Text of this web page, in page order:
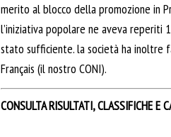
merito al blocco della promozione in
l’iniziativa popolare ne aveva reperiti
stato sufficiente. la società ha inoltre
Français (il nostro CONI).
CONSULTA RISULTATI, CLASSIFICHE E